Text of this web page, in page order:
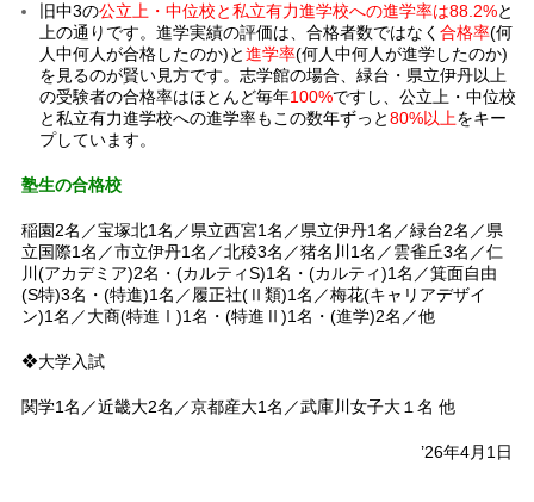
旧中3の公立上・中位校と私立有力進学校への進学率は88.2%と
上の通りです。進学実績の評価は、合格者数ではなく合格率(何
人中何人が合格したのか)と進学率(何人中何人が進学したのか)
を見るのが賢い見方です。志学館の場合、緑台・県立伊丹以上
の受験者の合格率はほとんど毎年100%ですし、公立上・中位校
と私立有力進学校への進学率もこの数年ずっと80%以上をキー
プしています。
塾生の合格校
稲園2名／宝塚北1名／県立西宮1名／県立伊丹1名／緑台2名／県
立国際1名／市立伊丹1名／北稜3名／猪名川1名／雲雀丘3名／仁
川(アカデミア)2名・(カルティS)1名・(カルティ)1名／箕面自由
(S特)3名・(特進)1名／履正社(Ⅱ類)1名／梅花(キャリアデザイ
ン)1名／大商(特進Ⅰ)1名・(特進Ⅱ)1名・(進学)2名／他
❖大学入試
関学1名／近畿大2名／京都産大1名／武庫川女子大１名 他
’26年4月1日